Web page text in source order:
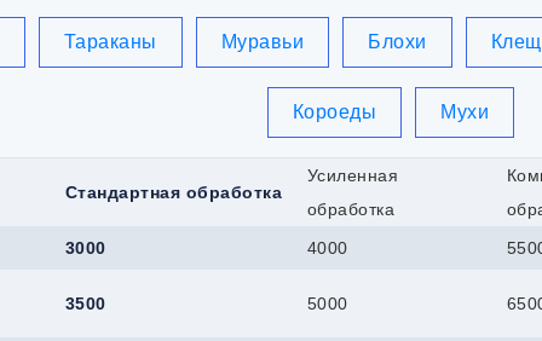
Дубна
Тараканы Муравьи Блохи
Короеды Мухи
Стандартная обработка
Усиленная
обработка
3000 4000
3500 5000